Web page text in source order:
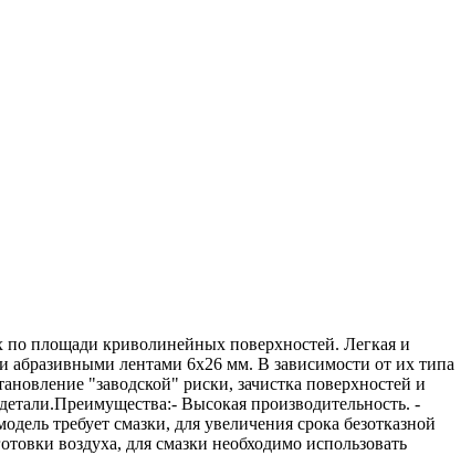
площади криволинейных поверхностей. Легкая и
абразивными лентами 6х26 мм. В зависимости от их типа
"заводской" риски, зачистка поверхностей и
Высокая производительность. -
требует смазки, для увеличения срока безотказной
воздуха, для смазки необходимо использовать